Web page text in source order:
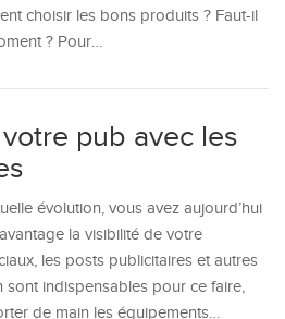
choisir les bons produits ? Faut-il
? Pour…
pub avec les
évolution, vous avez aujourd’hui
la visibilité de votre
les posts publicitaires et autres
sont indispensables pour ce faire,
de main les équipements…